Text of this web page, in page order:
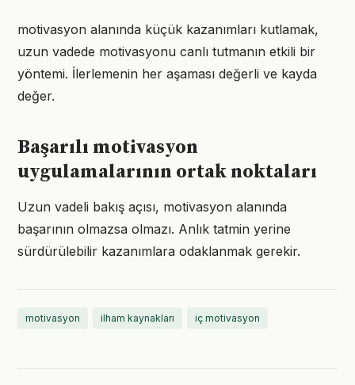
motivasyon alanında küçük kazanımları kutlamak,
uzun vadede motivasyonu canlı tutmanın etkili bir
yöntemi. İlerlemenin her aşaması değerli ve kayda
değer.
Başarılı motivasyon
uygulamalarının ortak noktaları
Uzun vadeli bakış açısı, motivasyon alanında
başarının olmazsa olmazı. Anlık tatmin yerine
sürdürülebilir kazanımlara odaklanmak gerekir.
motivasyon ilham kaynakları iç motivasyon